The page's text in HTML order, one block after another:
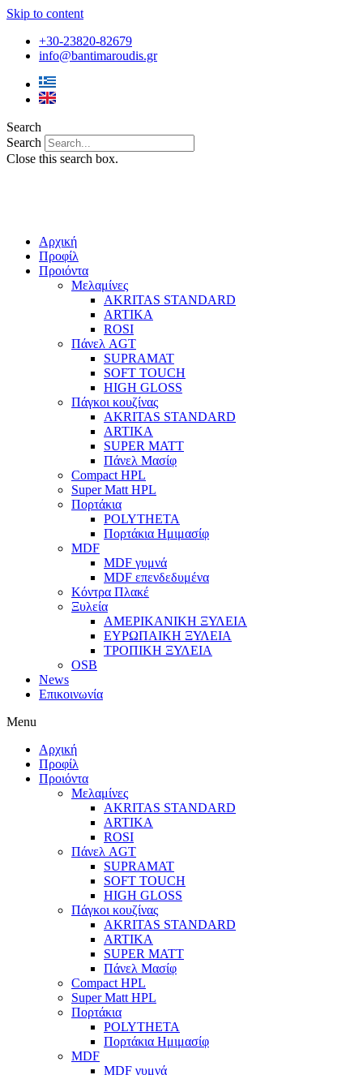
Skip to content
+30-23820-82679
info@bantimaroudis.gr
Search
Search
Close this search box.
Αρχική
Προφίλ
Προιόντα
Μελαμίνες
AKRITAS STANDARD
ARTIKA
ROSI
Πάνελ AGT
SUPRAMAT
SOFT TOUCH
HIGH GLOSS
Πάγκοι κουζίνας
AKRITAS STANDARD
ARTIKA
SUPER MATT
Πάνελ Μασίφ
Compact HPL
Super Matt HPL
Πορτάκια
POLYTHETA
Πορτάκια Ημιμασίφ
MDF
MDF γυμνά
MDF επενδεδυμένα
Κόντρα Πλακέ
Ξυλεία
ΑΜΕΡΙΚΑΝΙΚΗ ΞΥΛΕΙΑ
ΕΥΡΩΠΑΙΚΗ ΞΥΛΕΙΑ
ΤΡΟΠΙΚΗ ΞΥΛΕΙΑ
OSB
News
Επικοινωνία
Menu
Αρχική
Προφίλ
Προιόντα
Μελαμίνες
AKRITAS STANDARD
ARTIKA
ROSI
Πάνελ AGT
SUPRAMAT
SOFT TOUCH
HIGH GLOSS
Πάγκοι κουζίνας
AKRITAS STANDARD
ARTIKA
SUPER MATT
Πάνελ Μασίφ
Compact HPL
Super Matt HPL
Πορτάκια
POLYTHETA
Πορτάκια Ημιμασίφ
MDF
MDF γυμνά